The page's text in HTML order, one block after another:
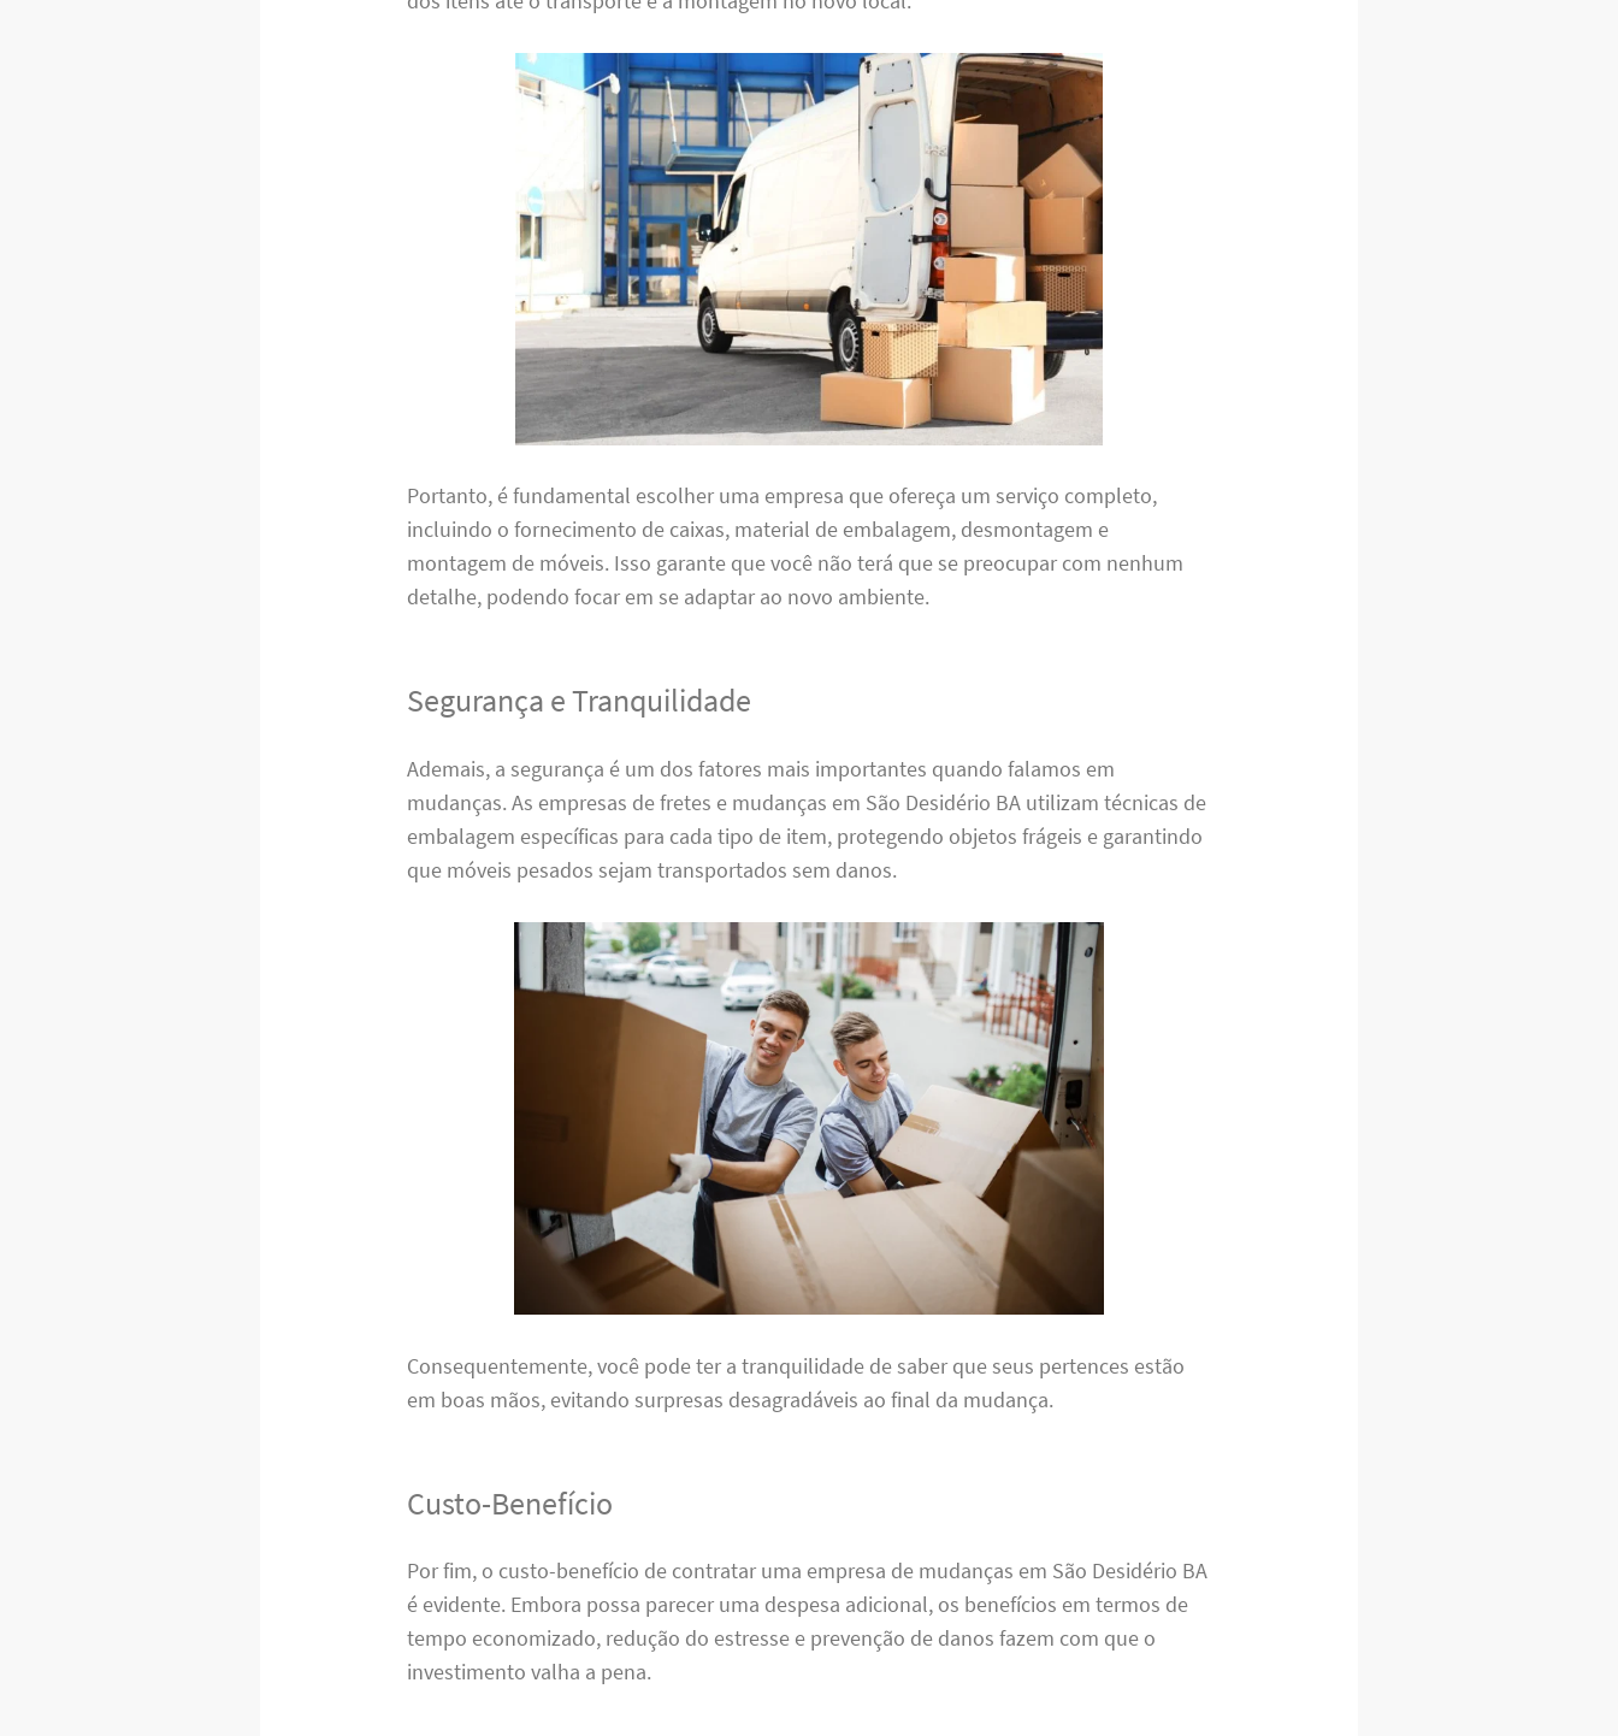
Portanto, é fundamental escolher uma empresa que ofereça um serviço completo,
incluindo o fornecimento de caixas, material de embalagem, desmontagem e
montagem de móveis. Isso garante que você não terá que se preocupar com nenhum
detalhe, podendo focar em se adaptar ao novo ambiente.
Segurança e Tranquilidade
Ademais, a segurança é um dos fatores mais importantes quando falamos em
mudanças. As empresas de fretes e mudanças em São Desidério BA utilizam técnicas de
embalagem específicas para cada tipo de item, protegendo objetos frágeis e garantindo
que móveis pesados sejam transportados sem danos.
Consequentemente, você pode ter a tranquilidade de saber que seus pertences estão
em boas mãos, evitando surpresas desagradáveis ao final da mudança.
Custo-Benefício
Por fim, o custo-benefício de contratar uma empresa de mudanças em São Desidério BA
é evidente. Embora possa parecer uma despesa adicional, os benefícios em termos de
tempo economizado, redução do estresse e prevenção de danos fazem com que o
investimento valha a pena.